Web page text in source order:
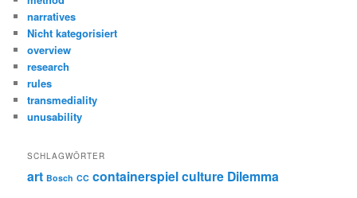
narratives
Nicht kategorisiert
overview
research
rules
transmediality
unusability
SCHLAGWÖRTER
art Bosch CC containerspielculture Dilemma